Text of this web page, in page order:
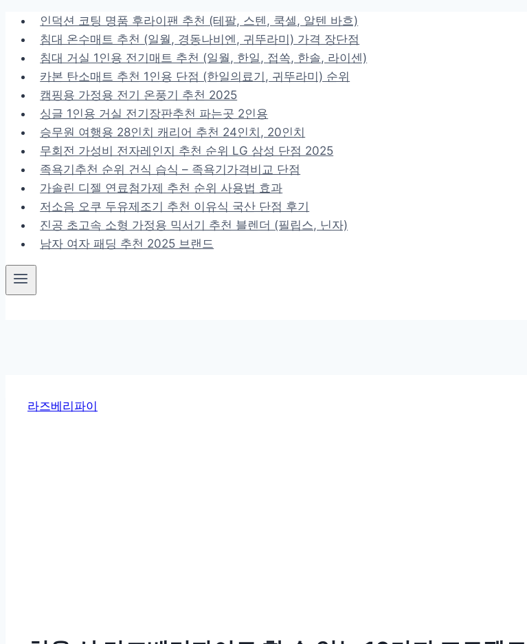
Skip
content
인덕션 코팅 명품 후라이팬 추천 (테팔, 스텐, 쿡셀, 알텐 바흐)
침대 온수매트 추천 (일월, 경동나비엔, 귀뚜라미) 가격 장단점
침대 거실 1인용 전기매트 추천 (일월, 한일, 접쏙, 한솔, 라이센)
카본 탄소매트 추천 1인용 단점 (한일의료기, 귀뚜라미) 순위
캠핑용 가정용 전기 온풍기 추천 2025
싱글 1인용 거실 전기장판추천 파는곳 2인용
승무원 여행용 28인치 캐리어 추천 24인치, 20인치
무회전 가성비 전자레인지 추천 순위 LG 삼성 단점 2025
족욕기추천 순위 건식 습식 – 족욕기가격비교 단점
가솔린 디젤 연료첨가제 추천 순위 사용법 효과
저소음 오쿠 두유제조기 추천 이유식 국산 단점 후기
진공 초고속 소형 가정용 믹서기 추천 블렌더 (필립스, 닌자)
남자 여자 패딩 추천 2025 브랜드
라즈베리파이